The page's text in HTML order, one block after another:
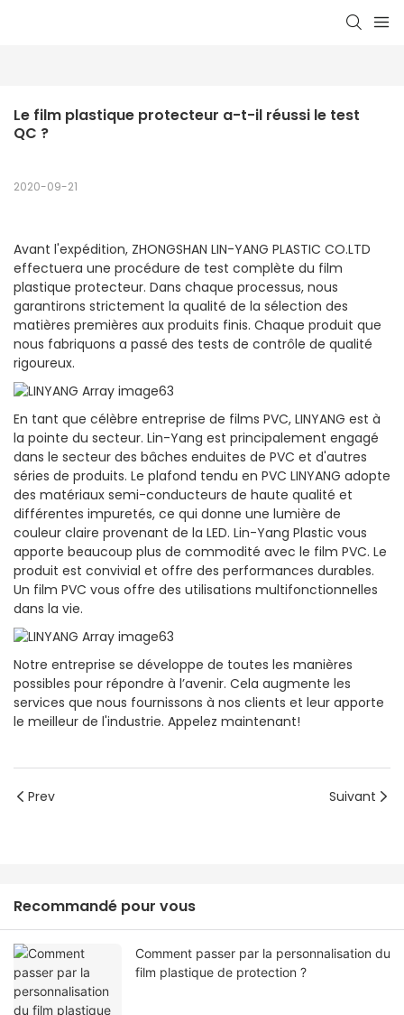
Le film plastique protecteur a-t-il réussi le test
QC ?
2020-09-21
Avant l'expédition, ZHONGSHAN LIN-YANG PLASTIC CO.LTD
effectuera une procédure de test complète du film
plastique protecteur. Dans chaque processus, nous
garantirons strictement la qualité de la sélection des
matières premières aux produits finis. Chaque produit que
nous fabriquons a passé des tests de contrôle de qualité
rigoureux.
En tant que célèbre entreprise de films PVC, LINYANG est à
la pointe du secteur. Lin-Yang est principalement engagé
dans le secteur des bâches enduites de PVC et d'autres
séries de produits. Le plafond tendu en PVC LINYANG adopte
des matériaux semi-conducteurs de haute qualité et
différentes impuretés, ce qui donne une lumière de
couleur claire provenant de la LED. Lin-Yang Plastic vous
apporte beaucoup plus de commodité avec le film PVC. Le
produit est convivial et offre des performances durables.
Un film PVC vous offre des utilisations multifonctionnelles
dans la vie.
Notre entreprise se développe de toutes les manières
possibles pour répondre à l’avenir. Cela augmente les
services que nous fournissons à nos clients et leur apporte
le meilleur de l'industrie. Appelez maintenant!
Prev Suivant
Recommandé pour vous
Comment passer par la personnalisation du
film plastique de protection ?